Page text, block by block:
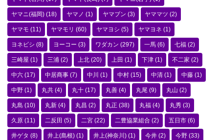
ヤマニ(福岡) (18) ヤマノ (1) ヤマブン (3) ヤママツ (2)
ヤマモ (11) ヤマモリ (60) ヤマヨシ (5) ヤマヨネ (1)
ヨネビシ (8) ヨーコー (3) ワダカン (297) 一馬 (6) 七福 (2)
三崎屋 (1) 三浦 (2) 上北 (20) 上田 (1) 下津 (1) 不二家 (2)
中六 (17) 中居商事 (7) 中川 (1) 中村 (15) 中清 (1) 中藤 (1)
中野 (1) 丸共 (4) 丸十 (17) 丸善 (4) 丸尾 (9) 丸山 (2)
丸島 (10) 丸新 (4) 丸昌 (2) 丸正 (38) 丸福 (4) 丸秀 (3)
久原 (11) 二反田 (5) 二宮 (22) 二豊協業組合 (2) 五日市 (6)
井ゲタ (8) 井上(島根) (1) 井上(神奈川) (1) 今井 (2) 今野 (33)